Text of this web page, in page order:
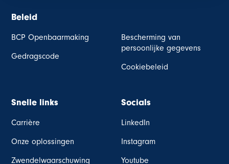
Snelle links
Carrière
Onze oplossingen
Zwendelwaarschuwing
Beleid
BCP Openbaarmaking
Gedragscode
Bescherming van
persoonlijke gegevens
Cookiebeleid
Socials
LinkedIn
Instagram
Youtube